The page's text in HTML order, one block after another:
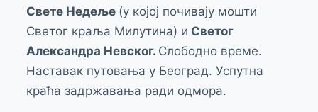
Свете Недеље (у којој почивају мошти
Светог краља Милутина) и Светог
Александра Невског. Слободно време.
Наставак путовања у Београд. Успутна
краћа задржавања ради одмора.